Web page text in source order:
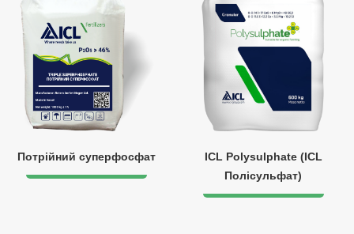
Потрійний суперфосфат
ICL Polysulphate (ICL
Полісульфат)